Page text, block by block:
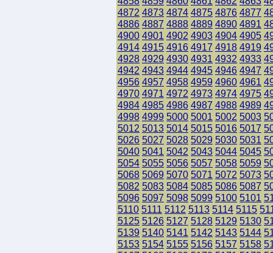
4872 4873 4874 4875 4876 4877
4886 4887 4888 4889 4890 4891
4900 4901 4902 4903 4904 4905
4914 4915 4916 4917 4918 4919
4928 4929 4930 4931 4932 4933
4942 4943 4944 4945 4946 4947
4956 4957 4958 4959 4960 4961
4970 4971 4972 4973 4974 4975
4984 4985 4986 4987 4988 4989
4998 4999 5000 5001 5002 5003
5012 5013 5014 5015 5016 5017
5026 5027 5028 5029 5030 5031
5040 5041 5042 5043 5044 5045
5054 5055 5056 5057 5058 5059
5068 5069 5070 5071 5072 5073
5082 5083 5084 5085 5086 5087
5096 5097 5098 5099 5100 5101
5110 5111 5112 5113 5114 5115
5125 5126 5127 5128 5129 5130
5139 5140 5141 5142 5143 5144
5153 5154 5155 5156 5157 5158